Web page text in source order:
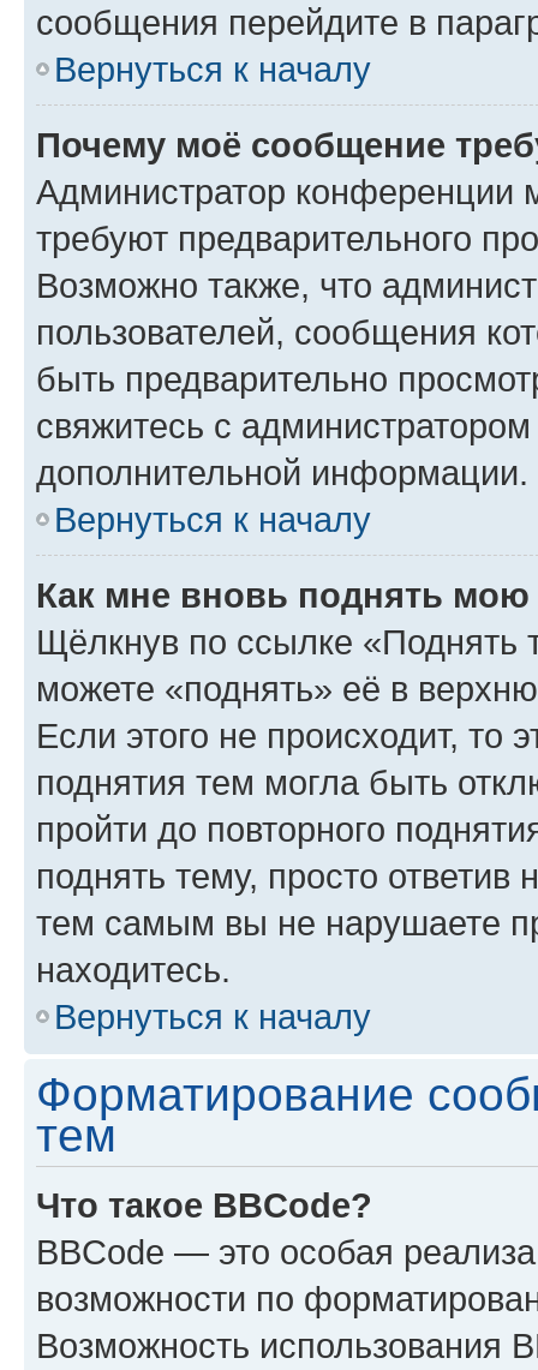
сообщения перейдите в
Вернуться к началу
Почему моё сообщение
Администратор конференции
требуют предварительного
Возможно также, что
пользователей, сообщения
быть предварительно
свяжитесь с
дополнительной информации.
Вернуться к началу
Как мне вновь поднять мою
Щёлкнув по ссылке «Поднять
можете «поднять» её в
Если этого не происходит, то
поднятия тем могла быть
пройти до повторного
поднять тему, просто ответив
тем самым вы не нарушаете
находитесь.
Вернуться к началу
Форматирование
тем
Что такое BBCode?
BBCode — это особая
возможности по
Возможность использования